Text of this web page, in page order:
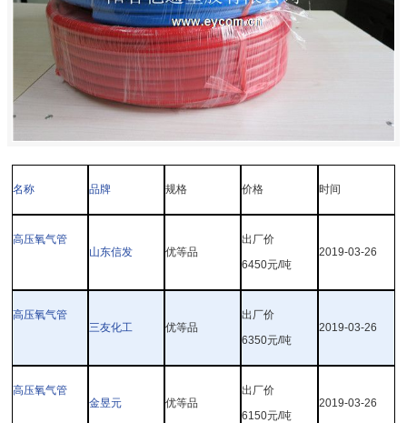
名称 品牌 规格 价格 时间
高压氧气管
山东信发
优等品
出厂价
6450元/吨
2019-03-26
高压氧气管
三友化工
优等品
出厂价
6350元/吨
2019-03-26
高压氧气管
金昱元
优等品
出厂价
6150元/吨
2019-03-26